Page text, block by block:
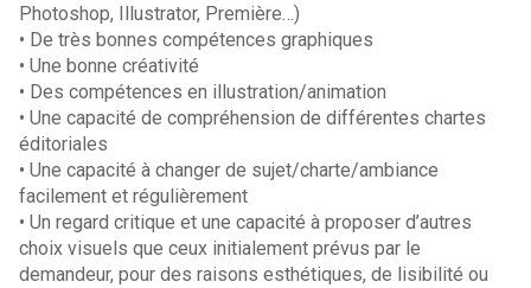
Photoshop, Illustrator, Première…)
• De très bonnes compétences graphiques
• Une bonne créativité
• Des compétences en illustration/animation
• Une capacité de compréhension de différentes chartes
éditoriales
• Une capacité à changer de sujet/charte/ambiance
facilement et régulièrement
• Un regard critique et une capacité à proposer d’autres
choix visuels que ceux initialement prévus par le
demandeur, pour des raisons esthétiques, de lisibilité ou